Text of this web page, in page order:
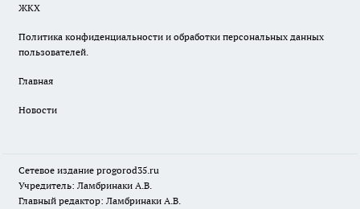
ЖКХ
Политика конфиденциальности и обработки персональных данных
пользователей.
Главная
Новости
Сетевое издание progorod35.ru
Учредитель: Ламбринаки А.В.
Главный редактор: Ламбринаки А.В.